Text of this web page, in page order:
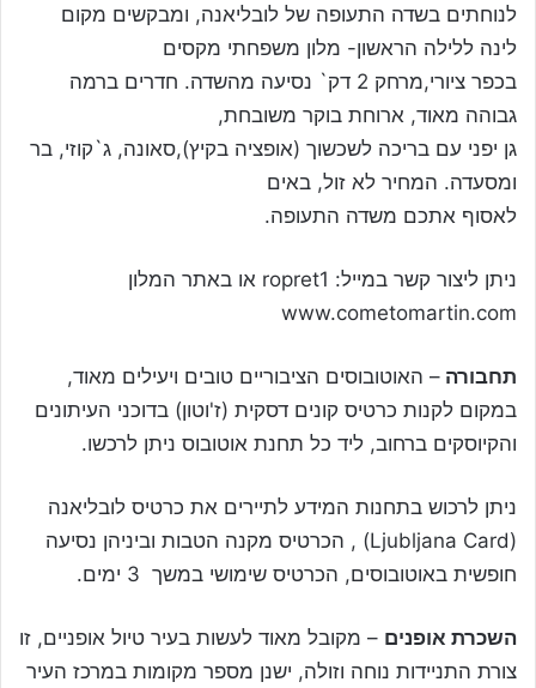
לנוחתים בשדה התעופה של לובליאנה, ומבקשים מקום
לינה ללילה הראשון- מלון משפחתי מקסים
בכפר ציורי,מרחק 2 דק` נסיעה מהשדה. חדרים ברמה
גבוהה מאוד, ארוחת בוקר משובחת,
גן יפני עם בריכה לשכשוך (אופציה בקיץ),סאונה, ג`קוזי, בר
ומסעדה. המחיר לא זול, באים
לאסוף אתכם משדה התעופה.
ניתן ליצור קשר במייל: ropret1 או באתר המלון
www.cometomartin.com
תחבורה – האוטובוסים הציבוריים טובים ויעילים מאוד,
במקום לקנות כרטיס קונים דסקית (ז'וטון) בדוכני העיתונים
והקיוסקים ברחוב, ליד כל תחנת אוטובוס ניתן לרכשו.
ניתן לרכוש בתחנות המידע לתיירים את כרטיס לובליאנה
(Ljubljana Card) , הכרטיס מקנה הטבות וביניהן נסיעה
חופשית באוטובוסים, הכרטיס שימושי במשך 3 ימים.
השכרת אופנים – מקובל מאוד לעשות בעיר טיול אופניים, זו
צורת התניידות נוחה וזולה, ישנן מספר מקומות במרכז העיר